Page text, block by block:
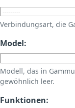
Verbindungsart, die
Model:
Modell, das in
gewöhnlich leer.
Funktionen: